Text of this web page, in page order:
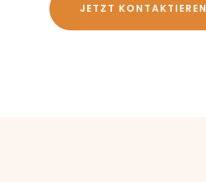
JETZT KONTAKTIEREN